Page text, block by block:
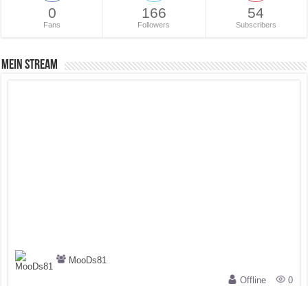
0
Fans
166
Followers
54
Subscribers
Mein Stream
MooDs81
Offline
0